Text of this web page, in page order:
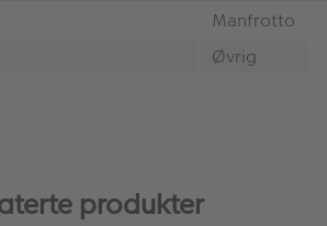
Manfrotto
Øvrig
produkter